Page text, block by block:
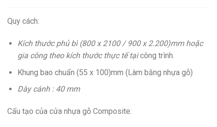
Quy cách:
Kích thước phủ bì (800 x 2100 / 900 x 2.200)mm hoặc
gia công theo kích thước thực tế tạicông trình.
Khung bao chuẩn (55 x 100)mm (Làm bằng nhựa gỗ)
Dày cánh : 40 mm
Cấu tạo của cửa nhựa gỗ Composite: